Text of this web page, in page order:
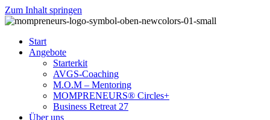
Zum Inhalt springen
Start
Angebote
Starterkit
AVGS-Coaching
M.O.M – Mentoring
MOMPRENEURS® Circles+
Business Retreat 27
Über uns